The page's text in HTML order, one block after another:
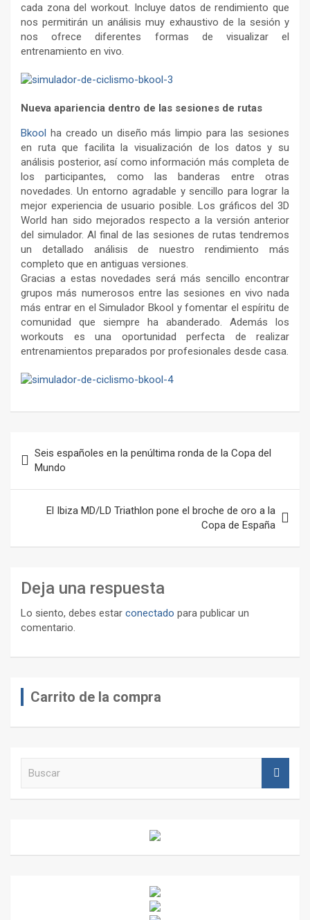
cada zona del workout. Incluye datos de rendimiento que
nos permitirán un análisis muy exhaustivo de la sesión y
nos ofrece diferentes formas de visualizar el
entrenamiento en vivo.
Nueva apariencia dentro de las sesiones de rutas
Bkool ha creado un diseño más limpio para las sesiones
en ruta que facilita la visualización de los datos y su
análisis posterior, así como información más completa de
los participantes, como las banderas entre otras
novedades. Un entorno agradable y sencillo para lograr la
mejor experiencia de usuario posible. Los gráficos del 3D
World han sido mejorados respecto a la versión anterior
del simulador. Al final de las sesiones de rutas tendremos
un detallado análisis de nuestro rendimiento más
completo que en antiguas versiones.
Gracias a estas novedades será más sencillo encontrar
grupos más numerosos entre las sesiones en vivo nada
más entrar en el Simulador Bkool y fomentar el espíritu de
comunidad que siempre ha abanderado. Además los
workouts es una oportunidad perfecta de realizar
entrenamientos preparados por profesionales desde casa.
de
entradas
Seis españoles en la penúltima ronda de la Copa del
Mundo
El Ibiza MD/LD Triathlon pone el broche de oro a la
Copa de España
Deja una respuesta
Lo siento, debes estar conectado para publicar un
comentario.
Carrito de la compra